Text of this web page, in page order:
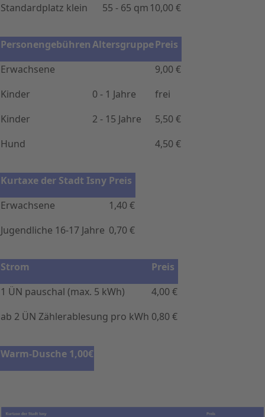
Standardplatz klein
55 - 65 qm 10,00 €
PersonengebührenAltersgruppePreis
Erwachsene
9,00 €
Kinder
0 - 1 Jahre
frei
Kinder
2 - 15 Jahre
5,50 €
Hund
4,50 €
Kurtaxe der Stadt Isny Preis
Erwachsene
1,40 €
Jugendliche 16-17 Jahre 0,70 €
Strom
Preis
1 ÜN pauschal (max. 5 kWh)
4,00 €
ab 2 ÜN Zählerablesung pro kWh 0,80 €
Warm-Dusche 1,00€